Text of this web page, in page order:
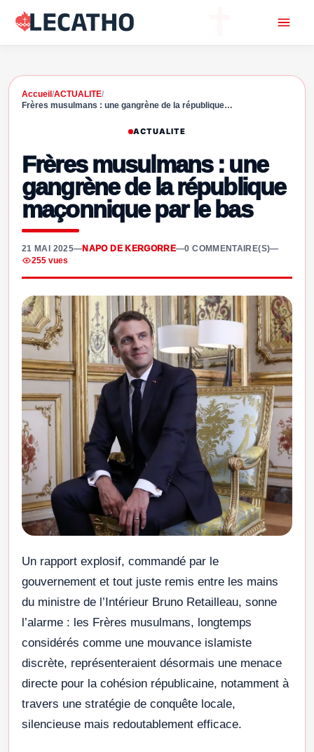
Accueil /ACTUALITE/
Frères musulmans : une gangrène de la république…
ACTUALITE
Frères musulmans : une
gangrène de la république
maçonnique par le bas
21 MAI 2025—NAPO DE KERGORRE—0 COMMENTAIRE(S)—
255 vues
Un rapport explosif, commandé par le
gouvernement et tout juste remis entre les mains
du ministre de l’Intérieur Bruno Retailleau, sonne
l’alarme : les Frères musulmans, longtemps
considérés comme une mouvance islamiste
discrète, représenteraient désormais une menace
directe pour la cohésion républicaine, notamment à
travers une stratégie de conquête locale,
silencieuse mais redoutablement efficace.